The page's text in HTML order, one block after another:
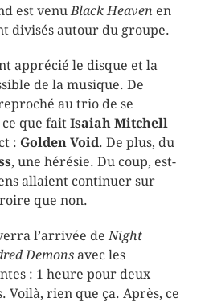
est venuBlack Heaven en
divisés autour du groupe.
apprécié le disque et la
de la musique. De
au trio de se
que fait Isaiah Mitchell
: Golden Void. De plus, du
, une hérésie. Du coup, est-
allaient continuer sur
que non.
l’arrivée deNight
Demonsavec les
: 1 heure pour deux
Voilà, rien que ça. Après, ce